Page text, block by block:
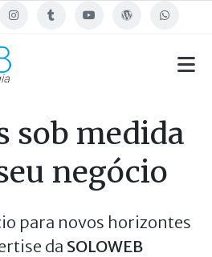
InstagramTumblr Youtube Blog WhatsApp
sob medida
negócio
para novos horizontes
da SOLOWEB